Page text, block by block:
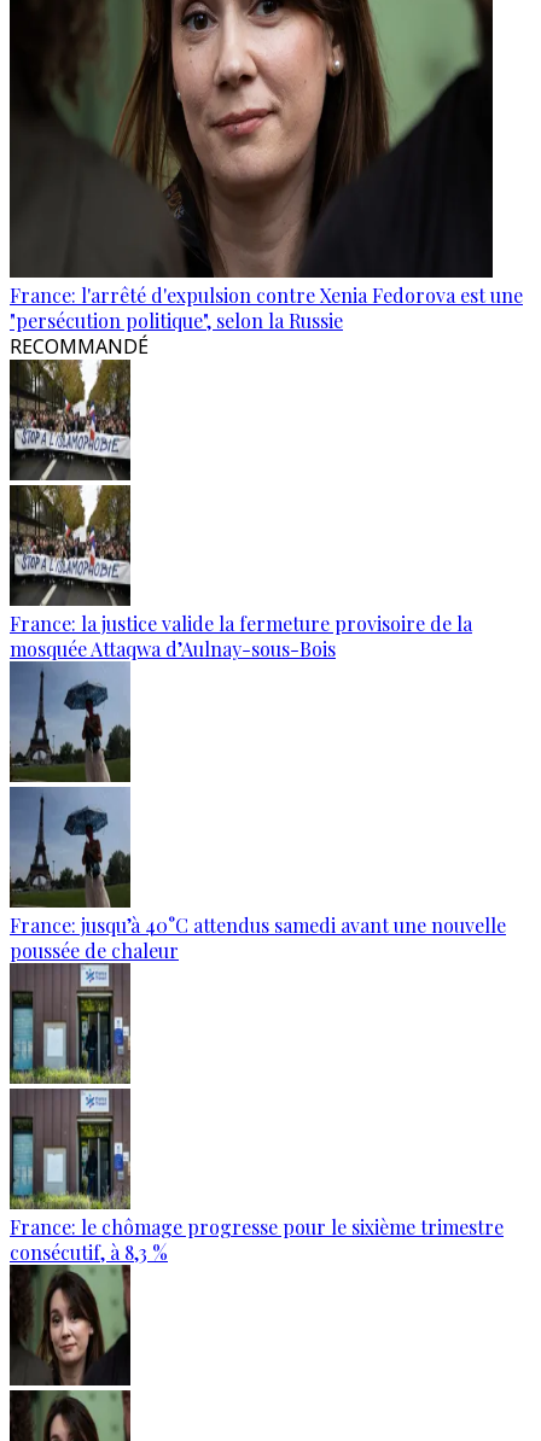
France: l'arrêté d'expulsion contre Xenia Fedorova est une
"persécution politique", selon la Russie
RECOMMANDÉ
France: la justice valide la fermeture provisoire de la
mosquée Attaqwa d’Aulnay-sous-Bois
France: jusqu’à 40°C attendus samedi avant une nouvelle
poussée de chaleur
France: le chômage progresse pour le sixième trimestre
consécutif, à 8,3 %